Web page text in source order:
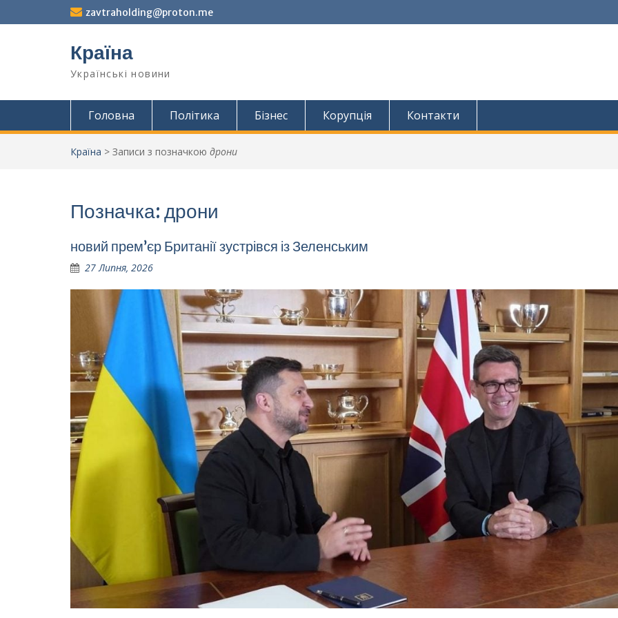
до
zavtraholding@proton.me
Країна
Українські новини
Головна Політика Бізнес Корупція Контакти
Країна > Записи з позначкою дрони
Позначка:дрони
новий прем’єр Британії зустрівся із Зеленським
27 Липня, 2026